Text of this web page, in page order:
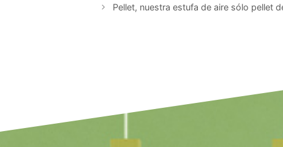
Pellet, nuestra estufa de aire sólo pellet